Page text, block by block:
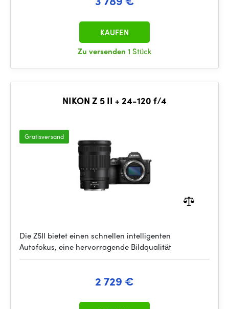
Zu versenden 1 Stück
KAUFEN
NIKON Z 5 II + 24-120 f/4
Gratisversand
Die Z5II bietet einen schnellen intelligenten
Autofokus, eine hervorragende Bildqualität
2 729 €